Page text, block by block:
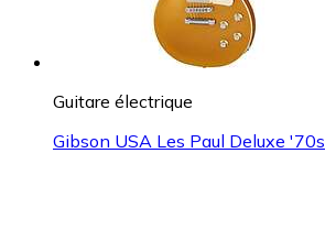
Guitare électrique
Gibson USA Les Paul Deluxe '70s